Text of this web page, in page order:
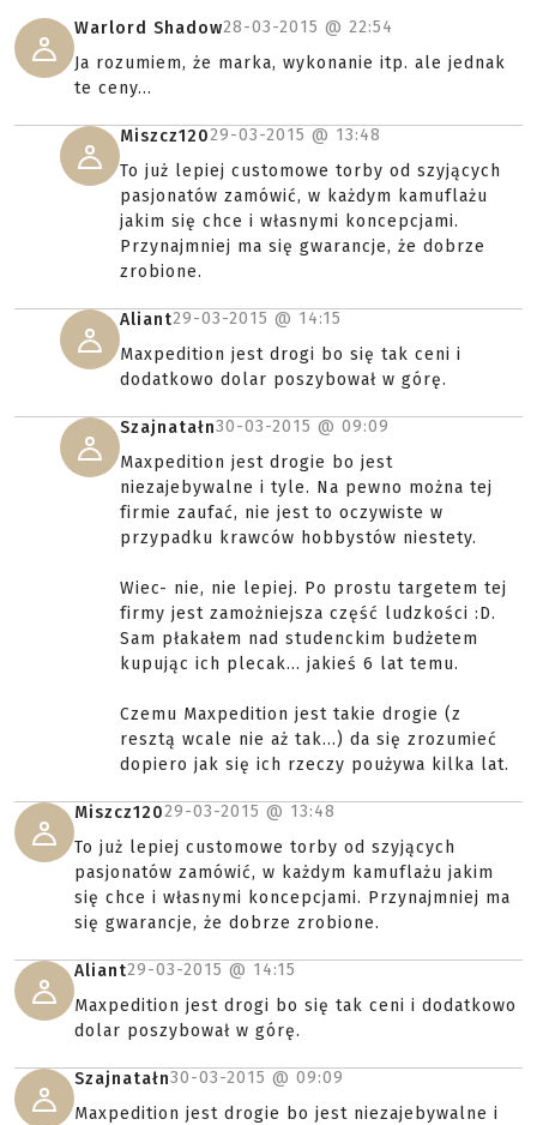
Warlord Shadow28-03-2015 @ 22:54
Ja rozumiem, że marka, wykonanie itp. ale jednak
te ceny...
Miszcz12029-03-2015 @ 13:48
To już lepiej customowe torby od szyjących
pasjonatów zamówić, w każdym kamuflażu
jakim się chce i własnymi koncepcjami.
Przynajmniej ma się gwarancje, że dobrze
zrobione.
Aliant29-03-2015 @ 14:15
Maxpedition jest drogi bo się tak ceni i
dodatkowo dolar poszybował w górę.
Szajnatałn30-03-2015 @ 09:09
Maxpedition jest drogie bo jest
niezajebywalne i tyle. Na pewno można tej
firmie zaufać, nie jest to oczywiste w
przypadku krawców hobbystów niestety.
Wiec- nie, nie lepiej. Po prostu targetem tej
firmy jest zamożniejsza część ludzkości :D.
Sam płakałem nad studenckim budżetem
kupując ich plecak... jakieś 6 lat temu.
Czemu Maxpedition jest takie drogie (z
resztą wcale nie aż tak...) da się zrozumieć
dopiero jak się ich rzeczy poużywa kilka lat.
Miszcz12029-03-2015 @ 13:48
To już lepiej customowe torby od szyjących
pasjonatów zamówić, w każdym kamuflażu jakim
się chce i własnymi koncepcjami. Przynajmniej ma
się gwarancje, że dobrze zrobione.
Aliant29-03-2015 @ 14:15
Maxpedition jest drogi bo się tak ceni i dodatkowo
dolar poszybował w górę.
Szajnatałn30-03-2015 @ 09:09
Maxpedition jest drogie bo jest niezajebywalne i